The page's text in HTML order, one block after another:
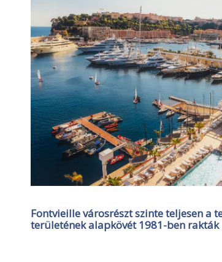
Fontvieille városrészt szinte teljesen
területének alapkövét 1981-ben rakták